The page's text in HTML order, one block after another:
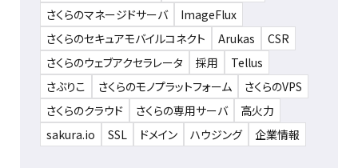
さくらのマネージドサーバ
ImageFlux
さくらのセキュアモバイルコネクト
Arukas
CSR
さくらのウェブアクセラレータ
採用
Tellus
さぶりこ
さくらのモノプラットフォーム
さくらのVPS
さくらのクラウド
さくらの専用サーバ
高火力
sakura.io
SSL ドメイン ハウジング 企業情報